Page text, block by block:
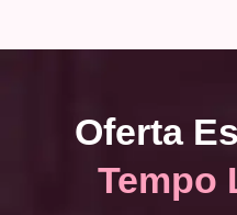
Oferta
Tempo